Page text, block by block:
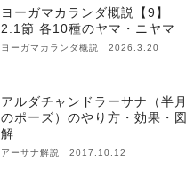
ヨーガマカランダ概説【9】
2.1節 各10種のヤマ・ニヤマ
ヨーガマカランダ概説 2026.3.20
アルダチャンドラーサナ（半月
のポーズ）のやり方・効果・図
解
アーサナ解説 2017.10.12